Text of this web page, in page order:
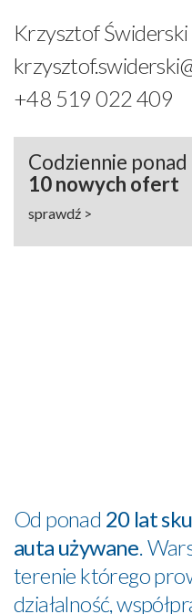
Krzysztof Świderski
+48 519 022 409
Codziennie ponad
10 nowych ofert
sprawdź >
Od ponad 20 lat
auta używane.
terenie którego
działalność,